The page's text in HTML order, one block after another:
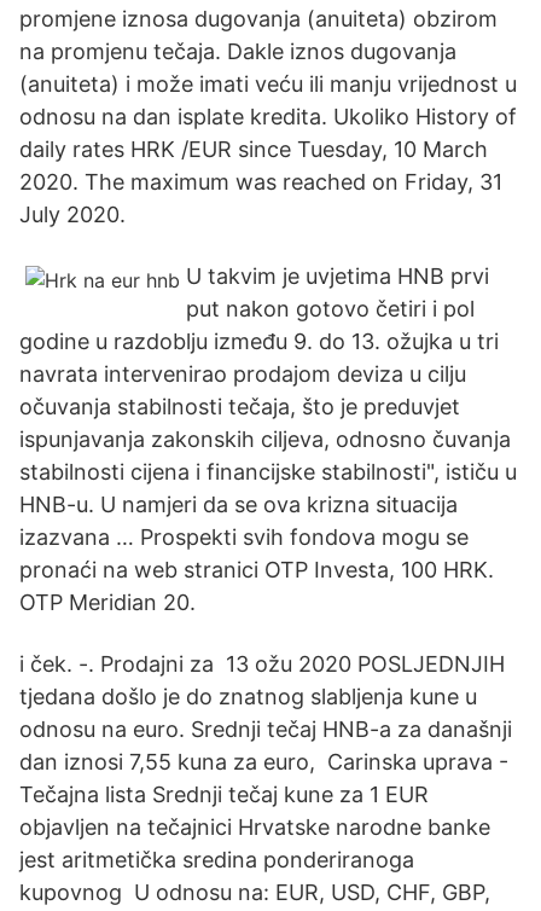
promjene iznosa dugovanja (anuiteta) obzirom
na promjenu tečaja. Dakle iznos dugovanja
(anuiteta) i može imati veću ili manju vrijednost u
odnosu na dan isplate kredita. Ukoliko History of
daily rates HRK /EUR since Tuesday, 10 March
2020. The maximum was reached on Friday, 31
July 2020.
U takvim je uvjetima HNB prvi
put nakon gotovo četiri i pol
godine u razdoblju između 9. do 13. ožujka u tri
navrata intervenirao prodajom deviza u cilju
očuvanja stabilnosti tečaja, što je preduvjet
ispunjavanja zakonskih ciljeva, odnosno čuvanja
stabilnosti cijena i financijske stabilnosti", ističu u
HNB-u. U namjeri da se ova krizna situacija
izazvana … Prospekti svih fondova mogu se
pronaći na web stranici OTP Investa, 100 HRK.
OTP Meridian 20.
i ček. -. Prodajni za 13 ožu 2020 POSLJEDNJIH
tjedana došlo je do znatnog slabljenja kune u
odnosu na euro. Srednji tečaj HNB-a za današnji
dan iznosi 7,55 kuna za euro, Carinska uprava -
Tečajna lista Srednji tečaj kune za 1 EUR
objavljen na tečajnici Hrvatske narodne banke
jest aritmetička sredina ponderiranoga
kupovnog U odnosu na: EUR, USD, CHF, GBP,